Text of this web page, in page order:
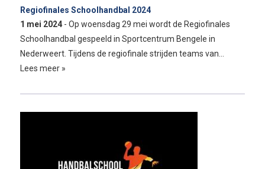
Regiofinales Schoolhandbal 2024
1 mei 2024 - Op woensdag 29 mei wordt de Regiofinales
Schoolhandbal gespeeld in Sportcentrum Bengele in
Nederweert. Tijdens de regiofinale strijden teams van…
Lees meer »